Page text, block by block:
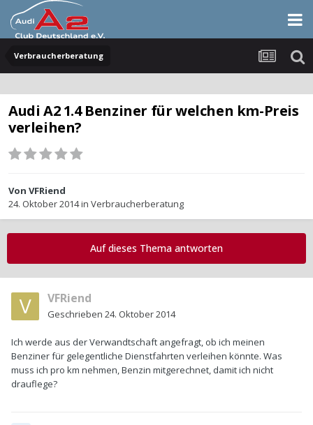
Verbraucherberatung
Audi A2 1.4 Benziner für welchen km-Preis
verleihen?
Von VFRiend
24. Oktober 2014in Verbraucherberatung
Auf dieses Thema antworten
VFRiend
Geschrieben 24. Oktober 2014
Ich werde aus der Verwandtschaft angefragt, ob ich meinen
Benziner für gelegentliche Dienstfahrten verleihen könnte. Was
muss ich pro km nehmen, Benzin mitgerechnet, damit ich nicht
drauflege?